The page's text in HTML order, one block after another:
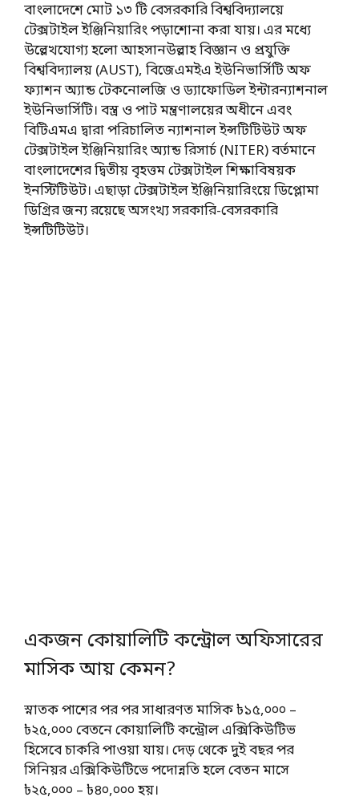
বাংলাদেশে মোট ১৩ টি বেসরকারি বিশ্ববিদ্যালয়ে
টেক্সটাইল ইঞ্জিনিয়ারিং পড়াশোনা করা যায়। এর মধ্যে
উল্লেখযোগ্য হলো আহসানউল্লাহ বিজ্ঞান ও প্রযুক্তি
বিশ্ববিদ্যালয় (AUST), বিজেএমইএ ইউনিভার্সিটি অফ
ফ্যাশন অ্যান্ড টেকনোলজি ও ড্যাফোডিল ইন্টারন্যাশনাল
ইউনিভার্সিটি। বস্ত্র ও পাট মন্ত্রণালয়ের অধীনে এবং
বিটিএমএ দ্বারা পরিচালিত ন্যাশনাল ইন্সটিটিউট অফ
টেক্সটাইল ইঞ্জিনিয়ারিং অ্যান্ড রিসার্চ (NITER) বর্তমানে
বাংলাদেশের দ্বিতীয় বৃহত্তম টেক্সটাইল শিক্ষাবিষয়ক
ইনস্টিটিউট। এছাড়া টেক্সটাইল ইঞ্জিনিয়ারিংয়ে ডিপ্লোমা
ডিগ্রির জন্য রয়েছে অসংখ্য সরকারি-বেসরকারি
ইন্সটিটিউট।
একজন কোয়ালিটি কন্ট্রোল অফিসারের
মাসিক আয় কেমন?
স্নাতক পাশের পর পর সাধারণত মাসিক ৳১৫,০০০ –
৳২৫,০০০ বেতনে কোয়ালিটি কন্ট্রোল এক্সিকিউটিভ
হিসেবে চাকরি পাওয়া যায়। দেড় থেকে দুই বছর পর
সিনিয়র এক্সিকিউটিভে পদোন্নতি হলে বেতন মাসে
৳২৫,০০০ – ৳৪০,০০০ হয়।